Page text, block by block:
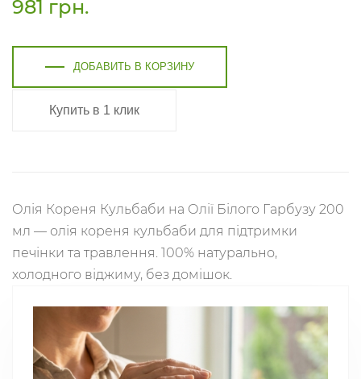
981 грн.
ДОБАВИТЬ В КОРЗИНУ
Купить в 1 клик
Олія Кореня Кульбаби на Олії Білого Гарбузу 200
мл — олія кореня кульбаби для підтримки
печінки та травлення. 100% натурально,
холодного віджиму, без домішок.